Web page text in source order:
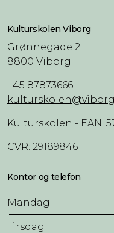
Kulturskolen Viborg
Grønnegade 2
8800 Viborg
+45 87873666
Kulturskolen - EAN:
CVR: 29189846
Kontor og telefon
Mandag
Tirsdag